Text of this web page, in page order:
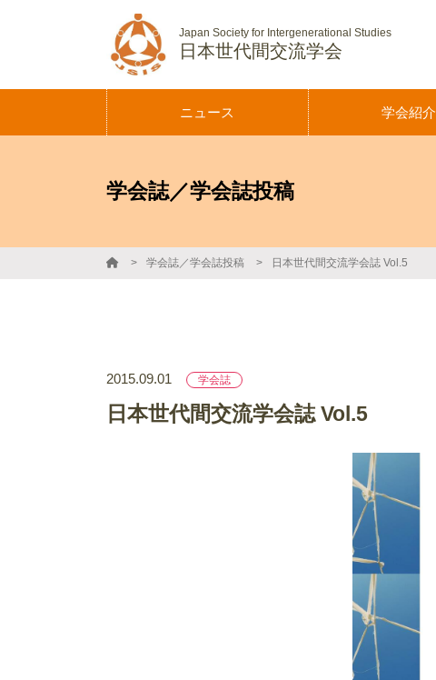
Japan Society for Intergenerational Studies
日本世代間交流学会
ニュース 学会紹介
学会誌／学会誌投稿
学会誌／学会誌投稿 日本世代間交流学会誌 Vol.5
2015.09.01 学会誌
日本世代間交流学会誌 Vol.5